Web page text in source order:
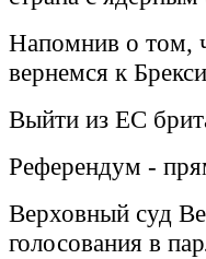
Напомнив о том,
вернемся к
Выйти из ЕС
Референдум -
Верховный суд
голосования в